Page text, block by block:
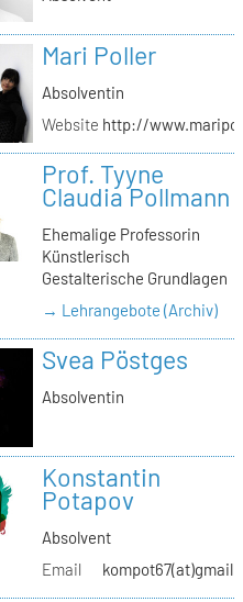
Mari Poller
Absolventin
Website http://
Prof. Tyyne
Claudia Pollmann
Ehemalige Professorin
Künstlerisch
Gestalterische Grundlagen
→ Lehrangebote (Archiv)
Svea Pöstges
Absolventin
Konstantin
Potapov
Absolvent
Email